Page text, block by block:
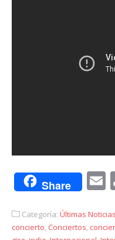
Share
Categoría: Últimas Noticias
concierto, Conciertos,